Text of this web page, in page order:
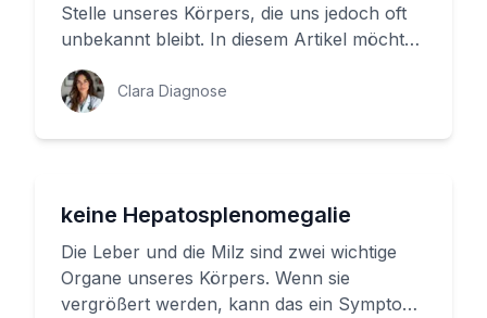
Stelle unseres Körpers, die uns jedoch oft
unbekannt bleibt. In diesem Artikel möchten
wir Ihnen zeigen, warum...
Clara Diagnose
keine Hepatosplenomegalie
Die Leber und die Milz sind zwei wichtige
Organe unseres Körpers. Wenn sie
vergrößert werden, kann das ein Symptom